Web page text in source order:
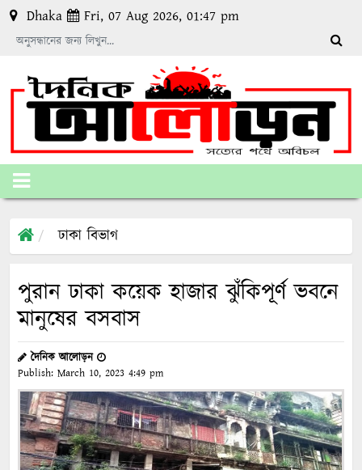
Dhaka Fri, 07 Aug 2026, 01:47 pm
ঢাকা বিভাগ
পুরান ঢাকা কয়েক হাজার ঝুঁকিপূর্ণ ভবনে
মানুষের বসবাস
দৈনিক আলোড়ন
Publish: March 10, 2023 4:49 pm